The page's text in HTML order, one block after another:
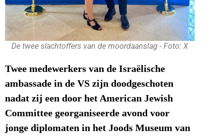
De twee slachtoffers van de moordaanslag - Foto: X
Twee medewerkers van de Israëlische
ambassade in de VS zijn doodgeschoten
nadat zij een door het American Jewish
Committee georganiseerde avond voor
jonge diplomaten in het Joods Museum van